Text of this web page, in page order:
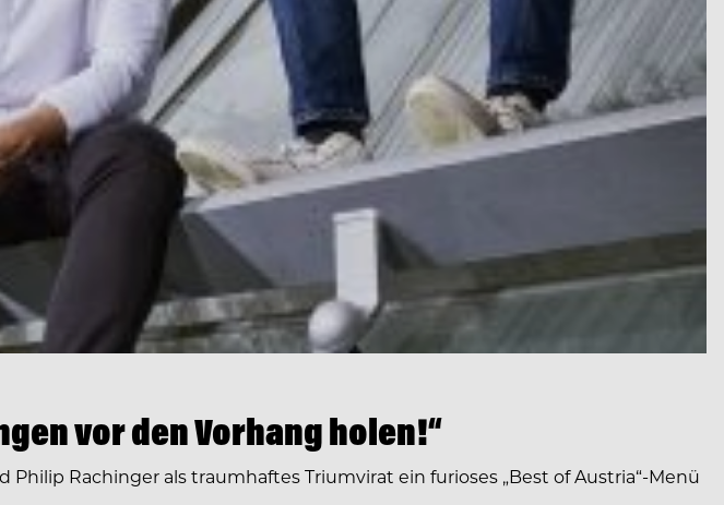
vor den Vorhang holen!“
Rachinger als traumhaftes Triumvirat ein furioses „Best of Austria“-Menü